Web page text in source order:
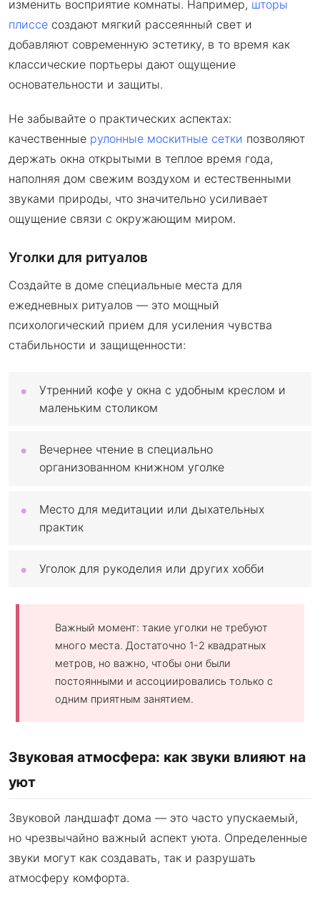
изменить восприятие комнаты. Например, шторы
плиссе создают мягкий рассеянный свет и
добавляют современную эстетику, в то время как
классические портьеры дают ощущение
основательности и защиты.
Не забывайте о практических аспектах:
качественные рулонные москитные сетки позволяют
держать окна открытыми в теплое время года,
наполняя дом свежим воздухом и естественными
звуками природы, что значительно усиливает
ощущение связи с окружающим миром.
Уголки для ритуалов
Создайте в доме специальные места для
ежедневных ритуалов — это мощный
психологический прием для усиления чувства
стабильности и защищенности:
Утренний кофе у окна с удобным креслом и
маленьким столиком
Вечернее чтение в специально
организованном книжном уголке
Место для медитации или дыхательных
практик
Уголок для рукоделия или других хобби
Важный момент: такие уголки не требуют
много места. Достаточно 1-2 квадратных
метров, но важно, чтобы они были
постоянными и ассоциировались только с
одним приятным занятием.
Звуковая атмосфера: как звуки влияют на
уют
Звуковой ландшафт дома — это часто упускаемый,
но чрезвычайно важный аспект уюта. Определенные
звуки могут как создавать, так и разрушать
атмосферу комфорта.